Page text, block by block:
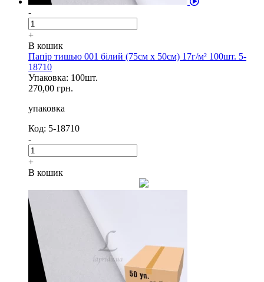
-
+
В кошик
Папір тишью 001 білий (75см х 50см) 17г/м² 100шт. 5-
18710
Упаковка: 100шт.
270,00 грн.
упаковка
Код: 5-18710
-
+
В кошик